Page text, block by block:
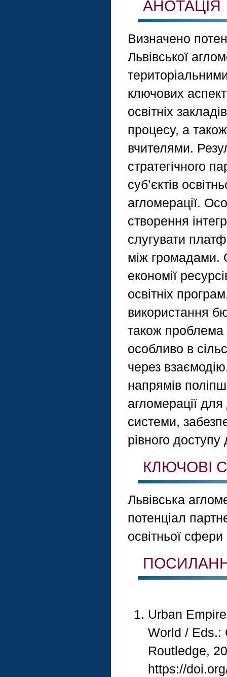
АНОТАЦІЯ
Визначено
Львівської
ключових
освітніх
процесу, а
вчителями.
стратегічного
суб’єктів
агломерації.
створення
слугувати
між громадами.
економії
освітніх
використання
також проблема
особливо в
через
напрямів
агломерації для
системи,
рівного
КЛЮЧОВІ
Львівська
потенціал
освітньої сфери
Urban
World / Eds.:
Routledge,
https://